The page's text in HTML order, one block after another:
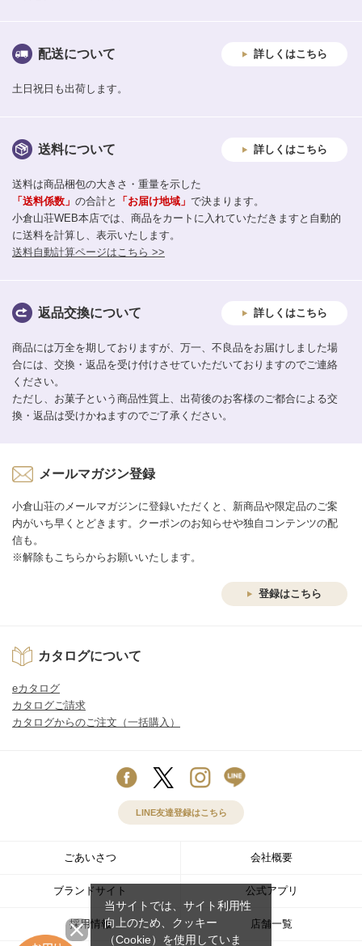
配送について 詳しくはこちら
土日祝日も出荷します。
送料について 詳しくはこちら
送料は商品梱包の大きさ・重量を示した
「送料係数」 の合計と 「お届け地域」 で決まります。
小倉山荘WEB本店では、商品をカートに入れていただきますと自動的
に送料を計算し、表示いたします。
送料自動計算ページはこちら >>
返品交換について 詳しくはこちら
商品には万全を期しておりますが、万一、不良品をお届けしました場
合には、交換・返品を受け付けさせていただいておりますのでご連絡
ください。
ただし、お菓子という商品性質上、出荷後のお客様のご都合による交
換・返品は受けかねますのでご了承ください。
メールマガジン登録
小倉山荘のメールマガジンに登録いただくと、新商品や限定品のご案
内がいち早くとどきます。クーポンのお知らせや独自コンテンツの配
信も。
※解除もこちらからお願いいたします。
登録はこちら
カタログについて
eカタログ
カタログご請求
カタログからのご注文（一括購入）
LINE友達登録はこちら
ごあいさつ 会社概要
ブランドサイト 公式アプリ
採用情報 店舗一覧
当サイトでは、サイト利用性
向上のため、クッキー
（Cookie）を使用していま